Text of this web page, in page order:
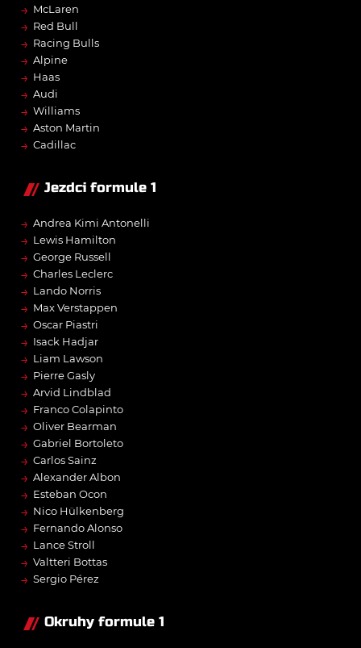
→ McLaren
→ Red Bull
→ Racing Bulls
→ Alpine
→ Haas
→ Audi
→ Williams
→ Aston Martin
→ Cadillac
Jezdci formule 1
→ Andrea Kimi Antonelli
→ Lewis Hamilton
→ George Russell
→ Charles Leclerc
→ Lando Norris
→ Max Verstappen
→ Oscar Piastri
→ Isack Hadjar
→ Liam Lawson
→ Pierre Gasly
→ Arvid Lindblad
→ Franco Colapinto
→ Oliver Bearman
→ Gabriel Bortoleto
→ Carlos Sainz
→ Alexander Albon
→ Esteban Ocon
→ Nico Hülkenberg
→ Fernando Alonso
→ Lance Stroll
→ Valtteri Bottas
→ Sergio Pérez
Okruhy formule 1